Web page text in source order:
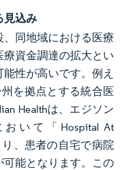
見込み
同地域における医療
資金調達の拡大とい
性が高いです。例え
を拠点とする統合医
Healthは、エジソン
おいて「Hospital At
、患者の自宅で病院
能となります。この